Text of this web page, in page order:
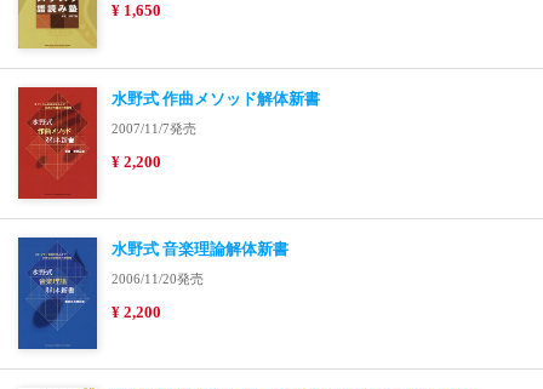
¥ 1,650
水野式 作曲メソッド解体新書
2007/11/7発売
¥ 2,200
水野式 音楽理論解体新書
2006/11/20発売
¥ 2,200